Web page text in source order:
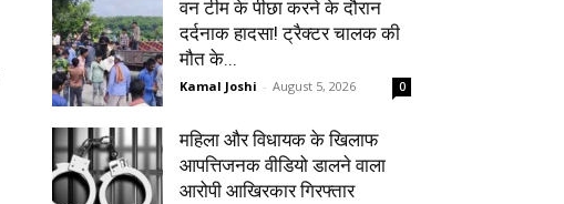
वन टीम के पीछा करने के दौरान
दर्दनाक हादसा! ट्रैक्टर चालक की
मौत के...
Kamal Joshi - August 5, 2026 0
महिला और विधायक के खिलाफ
आपत्तिजनक वीडियो डालने वाला
आरोपी आखिरकार गिरफ्तार